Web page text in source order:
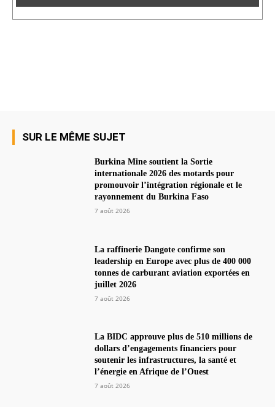
SUR LE MÊME SUJET
Burkina Mine soutient la Sortie
internationale 2026 des motards pour
promouvoir l’intégration régionale et le
rayonnement du Burkina Faso
7 août 2026
La raffinerie Dangote confirme son
leadership en Europe avec plus de 400 000
tonnes de carburant aviation exportées en
juillet 2026
7 août 2026
La BIDC approuve plus de 510 millions de
dollars d’engagements financiers pour
soutenir les infrastructures, la santé et
l’énergie en Afrique de l’Ouest
7 août 2026